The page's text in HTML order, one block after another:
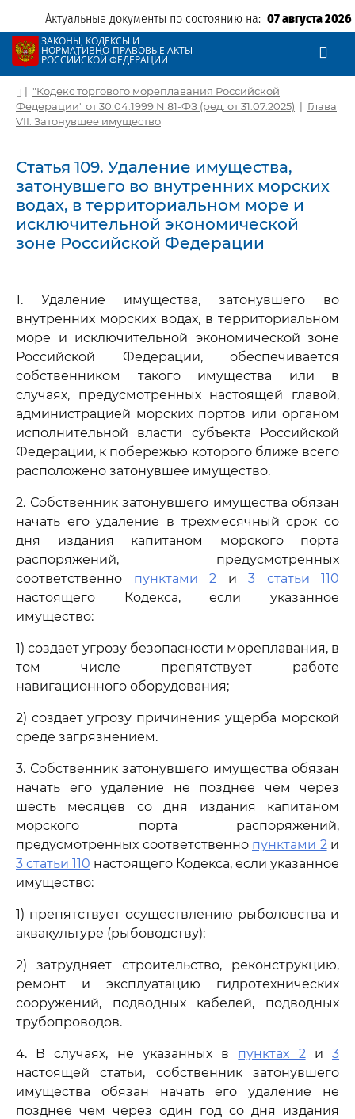
Актуальные документы по состоянию на: 07 августа 2026
ЗАКОНЫ, КОДЕКСЫ И
НОРМАТИВНО-ПРАВОВЫЕ АКТЫ
РОССИЙСКОЙ ФЕДЕРАЦИИ
| "Кодекс торгового мореплавания Российской
Федерации" от 30.04.1999 N 81-ФЗ (ред. от 31.07.2025) | Глава
VII. Затонувшее имущество
Статья 109. Удаление имущества,
затонувшего во внутренних морских
водах, в территориальном море и
исключительной экономической
зоне Российской Федерации
1. Удаление имущества, затонувшего во
внутренних морских водах, в территориальном
море и исключительной экономической зоне
Российской Федерации, обеспечивается
собственником такого имущества или в
случаях, предусмотренных настоящей главой,
администрацией морских портов или органом
исполнительной власти субъекта Российской
Федерации, к побережью которого ближе всего
расположено затонувшее имущество.
2. Собственник затонувшего имущества обязан
начать его удаление в трехмесячный срок со
дня издания капитаном морского порта
распоряжений, предусмотренных
соответственно пунктами 2 и 3 статьи 110
настоящего Кодекса, если указанное
имущество:
1) создает угрозу безопасности мореплавания, в
том числе препятствует работе
навигационного оборудования;
2) создает угрозу причинения ущерба морской
среде загрязнением.
3. Собственник затонувшего имущества обязан
начать его удаление не позднее чем через
шесть месяцев со дня издания капитаном
морского порта распоряжений,
предусмотренных соответственно пунктами 2и
3 статьи 110 настоящего Кодекса, если указанное
имущество:
1) препятствует осуществлению рыболовства и
аквакультуре (рыбоводству);
2) затрудняет строительство, реконструкцию,
ремонт и эксплуатацию гидротехнических
сооружений, подводных кабелей, подводных
трубопроводов.
4. В случаях, не указанных в пунктах 2и3
настоящей статьи, собственник затонувшего
имущества обязан начать его удаление не
позднее чем через один год со дня издания